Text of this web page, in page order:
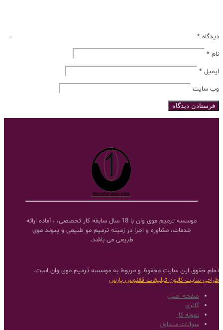
دیدگاه *
نام *
ایمیل *
وب‌ سایت
موسسه ترمیم موی وان با 18 سال سابقه کار تخصصی، ، آماده ارائه
خدمات، مشاوره و اجرا در زمینه ترمیم مو طبیعی و پیوند موی
طبیعی می باشد.
تمام حقوق این سایت محفوظ و مربوط به موسسه ترمیم موی وان است.
طراحی سایتکانون تبلیغات ققنوس پارس
صفحه اصلی
گالری
نمونه کار
سوالات متداول